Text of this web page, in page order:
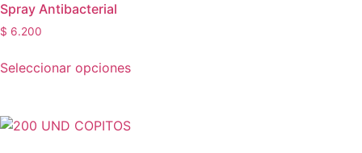
Spray Antibacterial
$ 6.200
Seleccionar opciones